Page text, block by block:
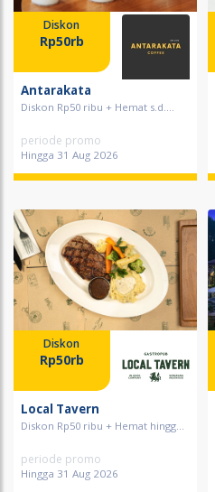
Diskon
Rp50rb
Antarakata
Diskon Rp50 ribu + Hemat s.d....
periode promo
Hingga 31 Aug 2026
Diskon
Rp50rb
Local Tavern
Diskon Rp50 ribu + Hemat hingg...
periode promo
Hingga 31 Aug 2026